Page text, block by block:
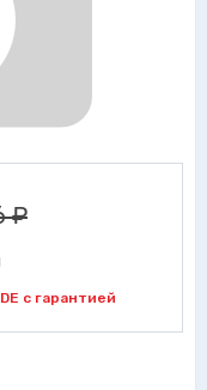
₽
с гарантией